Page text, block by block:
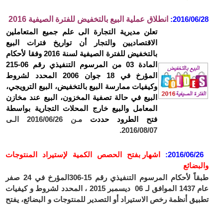
2016/06/28:
انطلاق عملية البيع بالتخفيض للفترة الصيفية 2016
تعلن مديرية التجارة الى علم جميع المتعاملين
الاقتصاديين والتجار أن تواريخ فترات البيع
بالتخفيض للفترة الصيفية لسنة 2016 وفقا لأحكام
المادة 03 من المرسوم التنفيذي رقم 06-215
المؤرخ في 18 جوان 2006 المحدد لشروط
وكيفيات ممارسة البيع بالتخفيض، البيع الترويجي،
البيع في حالة تصفية المخزون، البيع عند مخازن
المعامل والبيع خارج المحلات التجارية بواسطة
فتح الطرود حددت
مـن 2016/06/26 الـى
2016/08/07.
2016/06/26:
اشهار بفتح الحصص الكمية لإستيراد المنتوجات
والبضائع
طبقاً لأحكام المرسوم التنفيذي رقم 15-306
المؤرخ في 24 صفر
عام 1437 الموافق لـ 06 ديسمبر 2015 ، المحدد لشروط و كيفيات
تطبيق أنظمة رخص الاستيراد أو التصدير للمنتوجات و البضائع، يفتح